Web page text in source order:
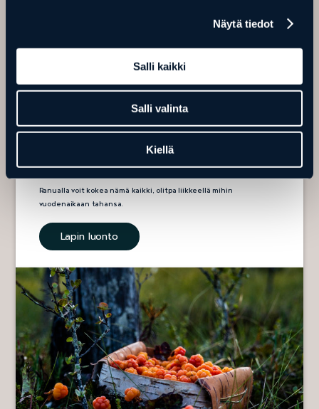
Näytä tiedot
Salli kaikki
Salli valinta
Kiellä
LAPIN LUONTO
luontoa, revontulia, miljoonien tähtien taivasta, lumista talvea tai
rauhaa ja hiljaisuutta?
Ranualla voit kokea nämä kaikki, olitpa liikkeellä mihin
vuodenaikaan tahansa.
Lapin luonto